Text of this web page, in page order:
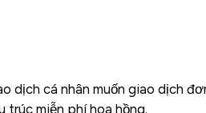
dịch cá nhân muốn giao dịch
trúc miễn phí hoa hồng.